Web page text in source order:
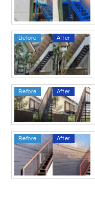
Before After
Before After
Before After